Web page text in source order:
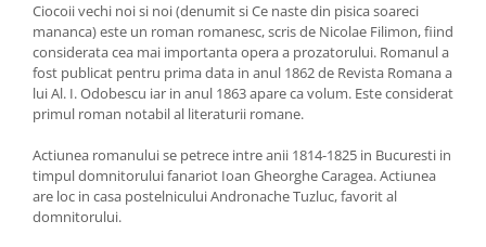
Ciocoii vechi noi si noi (denumit si Ce naste din pisica soareci
mananca) este un roman romanesc, scris de Nicolae Filimon, fiind
considerata cea mai importanta opera a prozatorului. Romanul a
fost publicat pentru prima data in anul 1862 de Revista Romana a
lui Al. I. Odobescu iar in anul 1863 apare ca volum. Este considerat
primul roman notabil al literaturii romane.
Actiunea romanului se petrece intre anii 1814-1825 in Bucuresti in
timpul domnitorului fanariot Ioan Gheorghe Caragea. Actiunea
are loc in casa postelnicului Andronache Tuzluc, favorit al
domnitorului.